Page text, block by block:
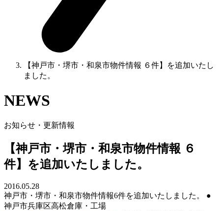
【神戸市・堺市・和泉市物件情報 ６件】を追加いたし
ました。
NEWS
お知らせ・更新情報
【神戸市・堺市・和泉市物件情報 ６
件】を追加いたしました。
2016.05.28
神戸市・堺市・和泉市物件情報6件を追加いたしました。 ●
神戸市兵庫区高松倉庫・工場